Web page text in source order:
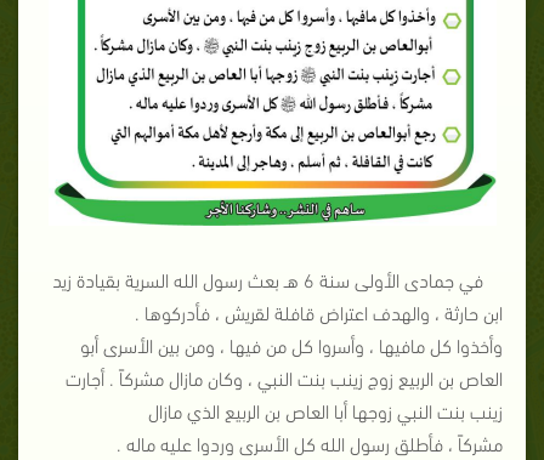
في جمادى الأولى سنة 6 هـ بعث رسول الله السرية بقيادة زيد
ابن حارثة ، والهدف اعتراض قافلة لقريش ، فأدركوها .
وأخذوا كل مافيها ، وأسروا كل من فيها ، ومن بين الأسرى أبو
العاص بن الربيع زوج زينب بنت النبي ، وكان مازال مشركاً . أجارت
زينب بنت النبي زوجها أبا العاص بن الربيع الذي مازال
مشركاً ، فأطلق رسول الله كل الأسرى وردوا عليه ماله .